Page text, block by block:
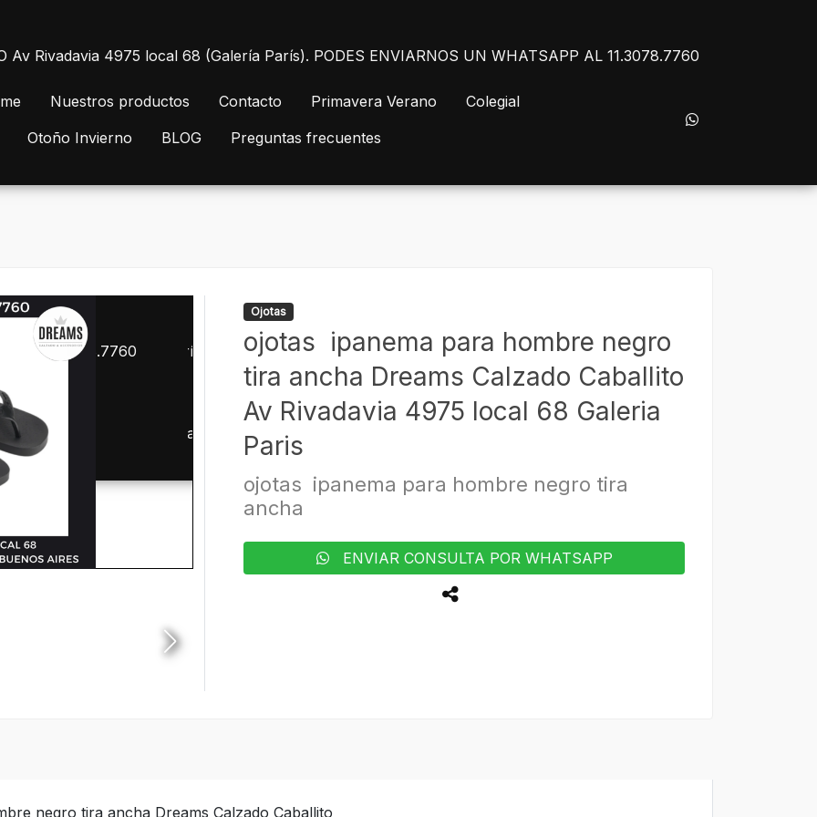
Av Rivadavia 4975 local 68 (Galería París). PODES ENVIARNOS UN WHATSAPP AL 11.3078.7760
Nuestros productos Contacto Primavera Verano
Colegial
Otoño Invierno
BLOG Preguntas frecuentes
Ojotas
ojotas ipanema para hombre negro
tira ancha Dreams Calzado Caballito
Av Rivadavia 4975 local 68 Galeria
Paris
ojotas ipanema para hombre negro tira
ancha
ENVIAR CONSULTA POR WHATSAPP
negro tira ancha Dreams Calzado Caballito